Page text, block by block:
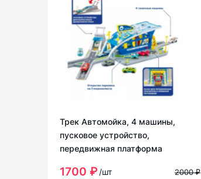
Трек Автомойка, 4 машины,
пусковое устройство,
передвижная платформа
1700 ₽ /шт 2000 ₽